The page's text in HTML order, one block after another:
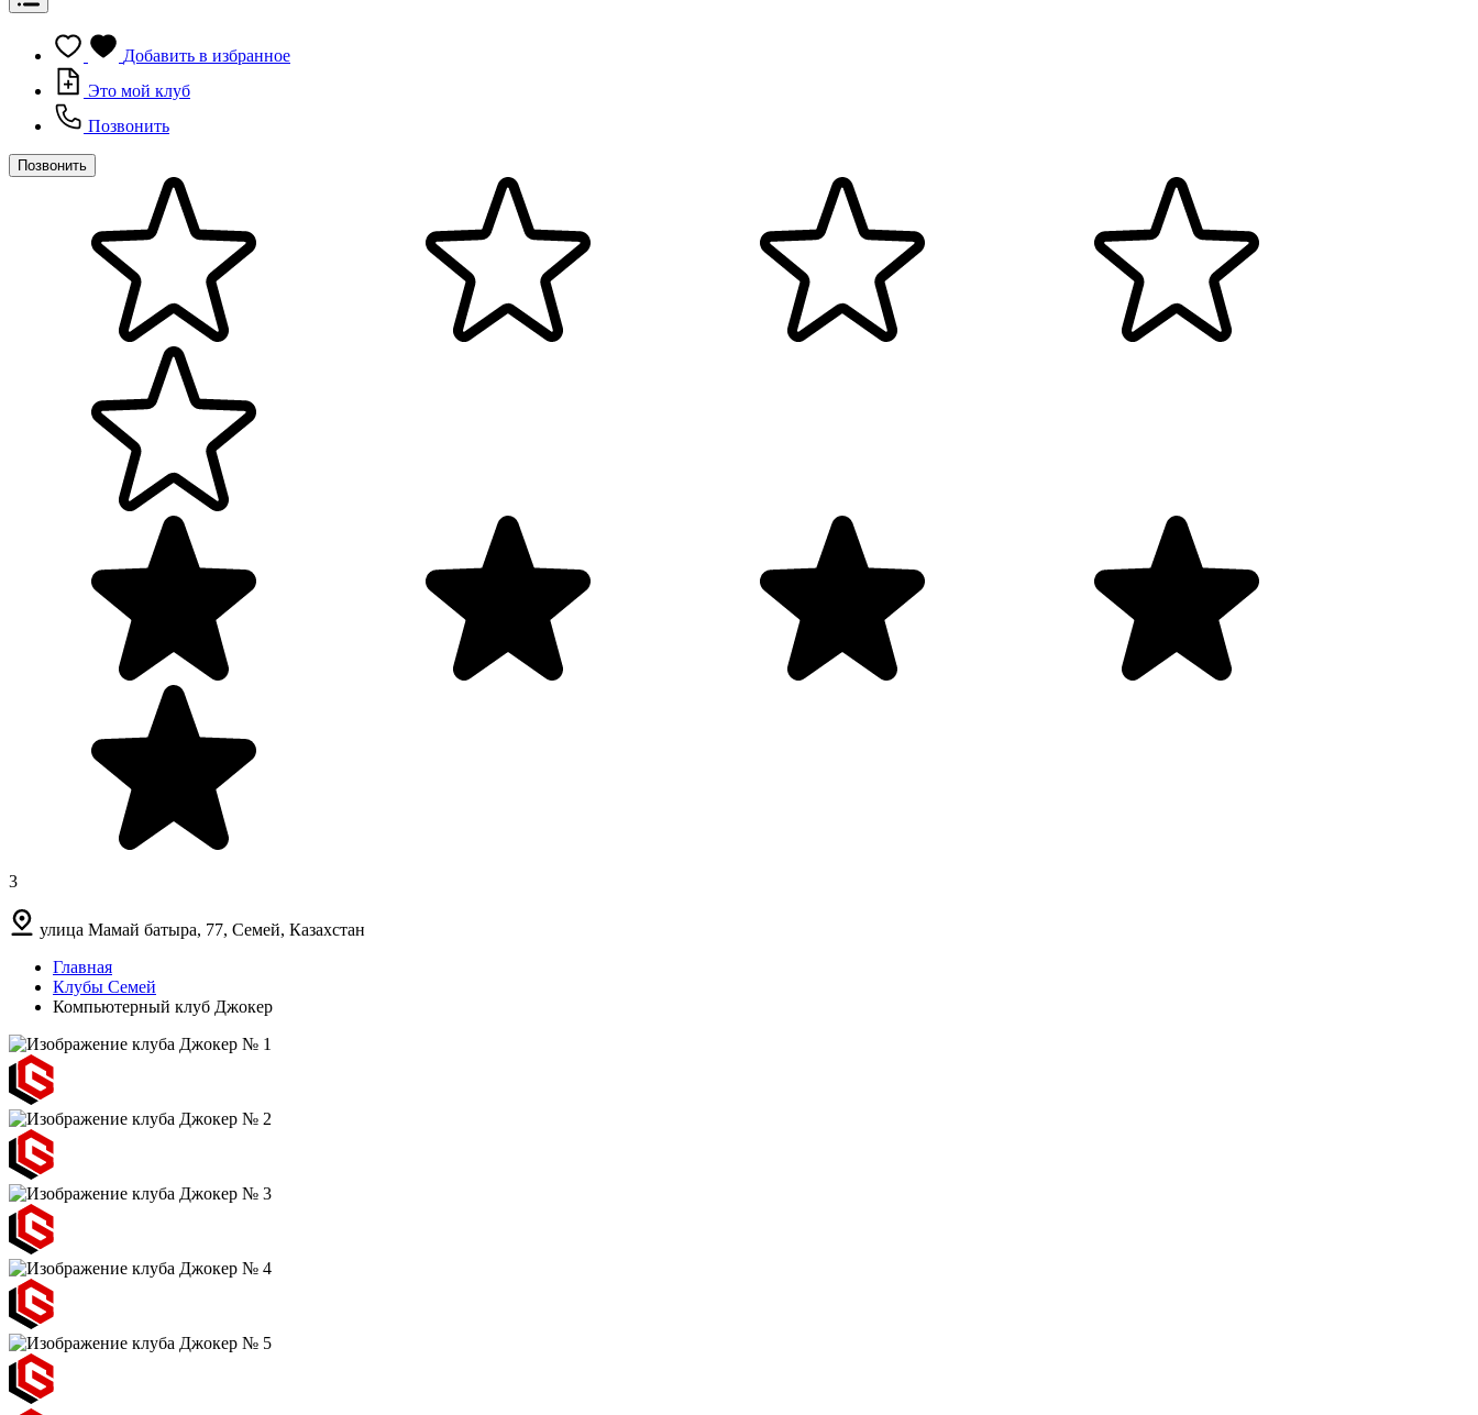
Добавить в избранное
Это мой клуб
Позвонить
Позвонить
3
улица Мамай батыра, 77, Семей, Казахстан
Главная
Клубы Семей
Компьютерный клуб Джокер